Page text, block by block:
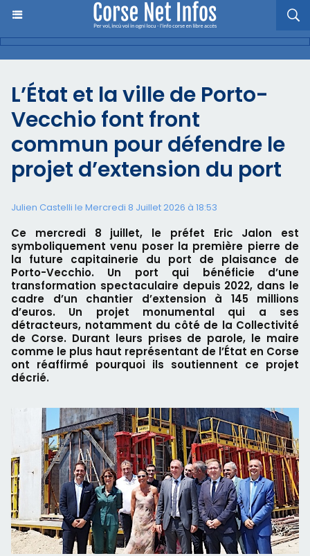
L’État et la ville de Porto-
Vecchio font front
commun pour défendre le
projet d’extension du port
Julien Castelli le Mercredi 8 Juillet 2026 à 18:53
Ce mercredi 8 juillet, le préfet Eric Jalon est
symboliquement venu poser la première pierre de
la future capitainerie du port de plaisance de
Porto-Vecchio. Un port qui bénéficie d’une
transformation spectaculaire depuis 2022, dans le
cadre d’un chantier d’extension à 145 millions
d’euros. Un projet monumental qui a ses
détracteurs, notamment du côté de la Collectivité
de Corse. Durant leurs prises de parole, le maire
comme le plus haut représentant de l’État en Corse
ont réaffirmé pourquoi ils soutiennent ce projet
décrié.